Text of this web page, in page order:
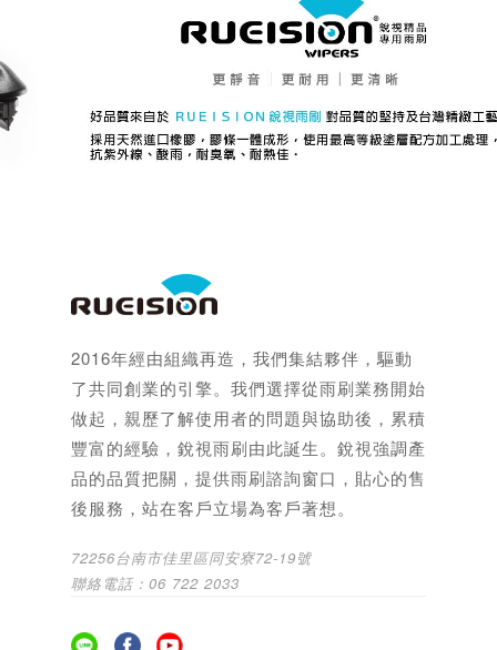
2016年經由組織再造，我們集結夥伴，驅動
了共同創業的引擎。我們選擇從雨刷業務開始
做起，親歷了解使用者的問題與協助後，累積
豐富的經驗，銳視雨刷由此誕生。銳視強調產
品的品質把關，提供雨刷諮詢窗口，貼心的售
後服務，站在客戶立場為客戶著想。
72256台南市佳里區同安寮72-19號
聯絡電話：06 722 2033